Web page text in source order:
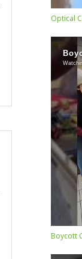
Optical
Boycott